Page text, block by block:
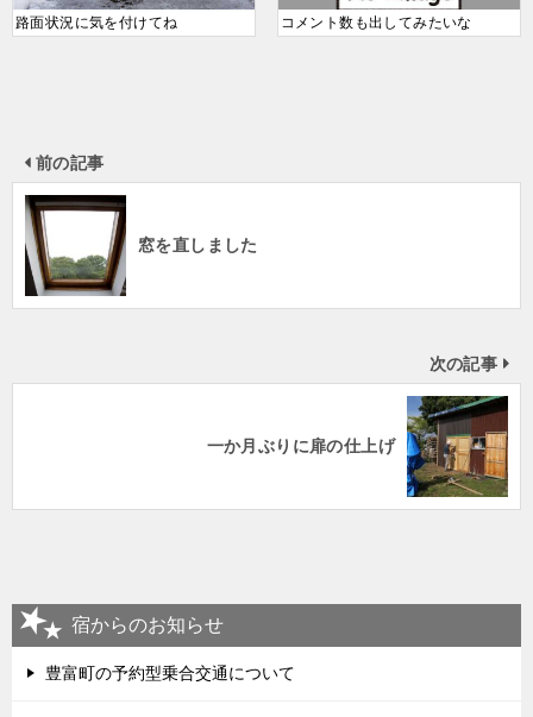
路面状況に気を付けてね コメント数も出してみたいな
前の記事
窓を直しました
次の記事
一か月ぶりに扉の仕上げ
宿からのお知らせ
豊富町の予約型乗合交通について